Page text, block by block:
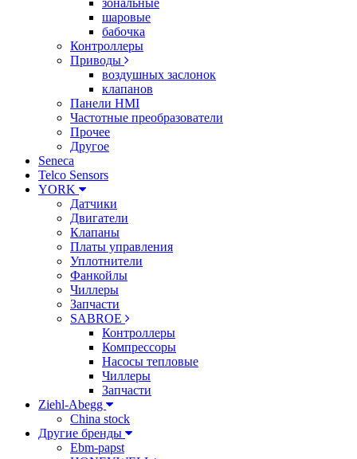
зональные
шаровые
бабочка
Контроллеры
Приводы
воздушных заслонок
клапанов
Панели HMI
Частотные преобразователи
Прочее
Другое
Seneca
Telco Sensors
YORK
Датчики
Двигатели
Клапаны
Платы управления
Уплотнители
Фанкойлы
Чиллеры
Запчасти
SABROE
Контроллеры
Компрессоры
Насосы тепловые
Чиллеры
Запчасти
Ziehl-Abegg
China stock
Другие бренды
Ebm-papst